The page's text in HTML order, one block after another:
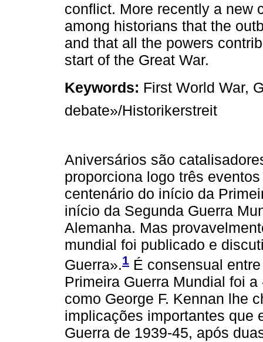
conflict. More recently a new
among historians that the
and that all the powers
start of the Great War.
Keywords: First World War,
debate»/Historikerstreit
Aniversários são
proporciona logo três
centenário do início da
início da Segunda Guerra
Alemanha. Mas
mundial foi publicado e
Guerra».1 É consensual
Primeira Guerra Mundial foi
como George F. Kennan lhe
implicações importantes que
Guerra de 1939-45, após